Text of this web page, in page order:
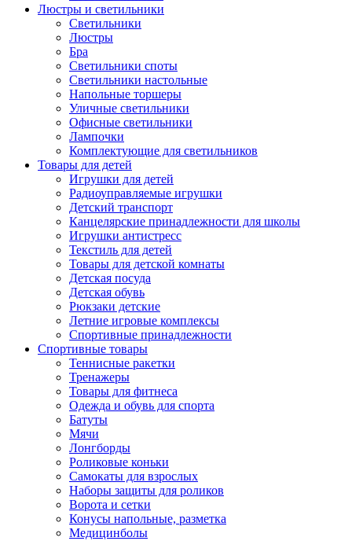
Люстры и светильники
Светильники
Люстры
Бра
Светильники споты
Светильники настольные
Напольные торшеры
Уличные светильники
Офисные светильники
Лампочки
Комплектующие для светильников
Товары для детей
Игрушки для детей
Радиоуправляемые игрушки
Детский транспорт
Канцелярские принадлежности для школы
Игрушки антистресс
Текстиль для детей
Товары для детской комнаты
Детская посуда
Детская обувь
Рюкзаки детские
Летние игровые комплексы
Спортивные принадлежности
Спортивные товары
Теннисные ракетки
Тренажеры
Товары для фитнеса
Одежда и обувь для спорта
Батуты
Мячи
Лонгборды
Роликовые коньки
Самокаты для взрослых
Наборы защиты для роликов
Ворота и сетки
Конусы напольные, разметка
Медицинболы